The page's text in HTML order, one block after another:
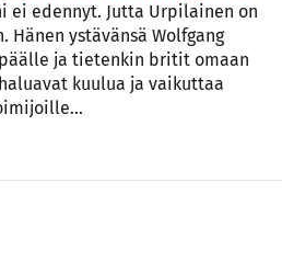
ei edennyt. Jutta Urpilainen on
ystävänsä Wolfgang
ja tietenkin britit omaan
kuulua ja vaikuttaa